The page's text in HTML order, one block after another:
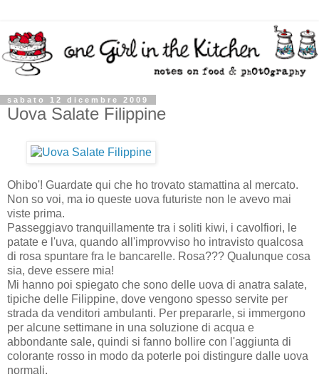
sabato 12 dicembre 2009
Uova Salate Filippine
Ohibo'! Guardate qui che ho trovato stamattina al mercato.
Non so voi, ma io queste uova futuriste non le avevo mai
viste prima.
Passeggiavo tranquillamente tra i soliti kiwi, i cavolfiori, le
patate e l'uva, quando all'improvviso ho intravisto qualcosa
di rosa spuntare fra le bancarelle. Rosa??? Qualunque cosa
sia, deve essere mia!
Mi hanno poi spiegato che sono delle uova di anatra salate,
tipiche delle Filippine, dove vengono spesso servite per
strada da venditori ambulanti. Per prepararle, si immergono
per alcune settimane in una soluzione di acqua e
abbondante sale, quindi si fanno bollire con l'aggiunta di
colorante rosso in modo da poterle poi distingure dalle uova
normali.